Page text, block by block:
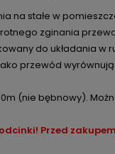
na stałe w
zginania
do układania w
przewód
(nie bębnowy).
Przed